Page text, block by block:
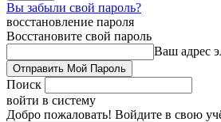
Вы забыли свой пароль?
восстановление пароля
Восстановите свой пароль
Ваш адрес
Поиск
войти в систему
Добро пожаловать! Войдите в свою